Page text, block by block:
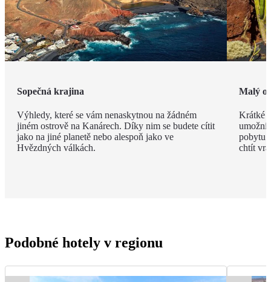
Sopečná krajina
Výhledy, které se vám nenaskytnou na žádném
jiném ostrově na Kanárech. Díky nim se budete cítit
jako na jiné planetě nebo alespoň jako ve
Hvězdných válkách.
Malý
Krátké
umožní
pobytu.
chtít
Podobné hotely v regionu